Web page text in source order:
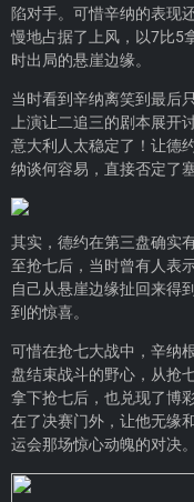
陷对手。可惜辛纳的表现
慢地占据了上风，以7比5
时出局的悬崖边缘。
当时看到辛纳离笑到最后
上演让二追三的剧本展开
意大利人太稳定了！让德
纳谈何容易，直接否定了
其实，德约在第三盘确实
至抢七后，当时曾有人表
自己从悬崖边缘扯回来得
到的惊喜。
可惜在抢七大战中，辛纳
盘结束战斗的野心，从抢
拿下抢七后，也兑现了博
在了决赛门外，让他无缘
运会那场惊心动魄的对决。